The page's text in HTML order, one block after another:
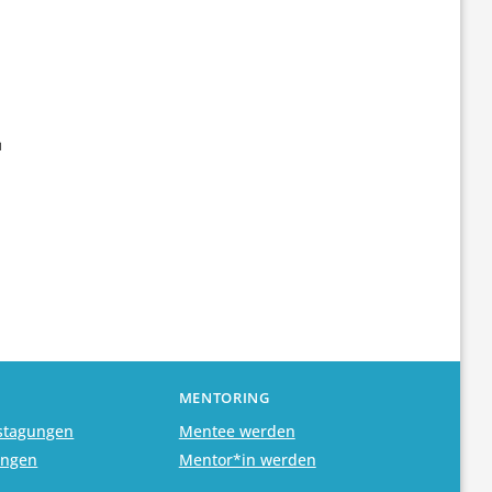
MENTORING
Mentee werden
Mentor*in werden